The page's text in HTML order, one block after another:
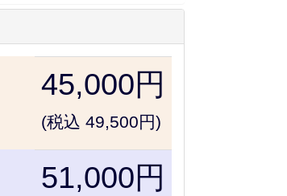
45,000円
(税込 49,500円)
51,000円